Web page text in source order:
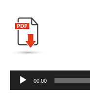
Audio
Player
00:00